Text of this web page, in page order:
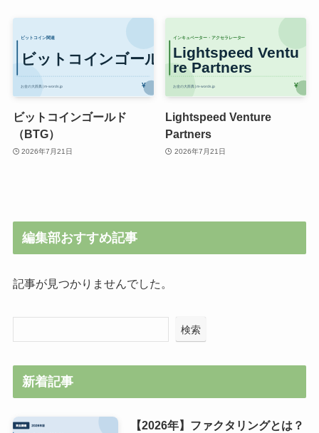
ビットコインゴールド
（BTG）
2026年7月21日
Lightspeed Venture
Partners
2026年7月21日
編集部おすすめ記事
記事が見つかりませんでした。
検索
新着記事
【2026年】ファクタリングとは？